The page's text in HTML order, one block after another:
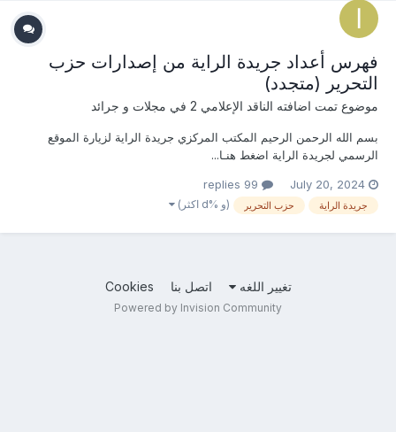
فهرس أعداد جريدة الراية من إصدارات حزب
التحرير (متجدد)
موضوع تمت اضافته الناقد الإعلامي 2 في مجلات و جرائد
بسم الله الرحمن الرحيم المكتب المركزي جريدة الراية لزيارة الموقع
الرسمي لجريدة الراية اضغط هنـا...
July 20, 2024
جريدة الراية حزب التحرير (و %d اكثر)
تغيير اللغه اتصل بنا Cookies
Powered by Invision Community